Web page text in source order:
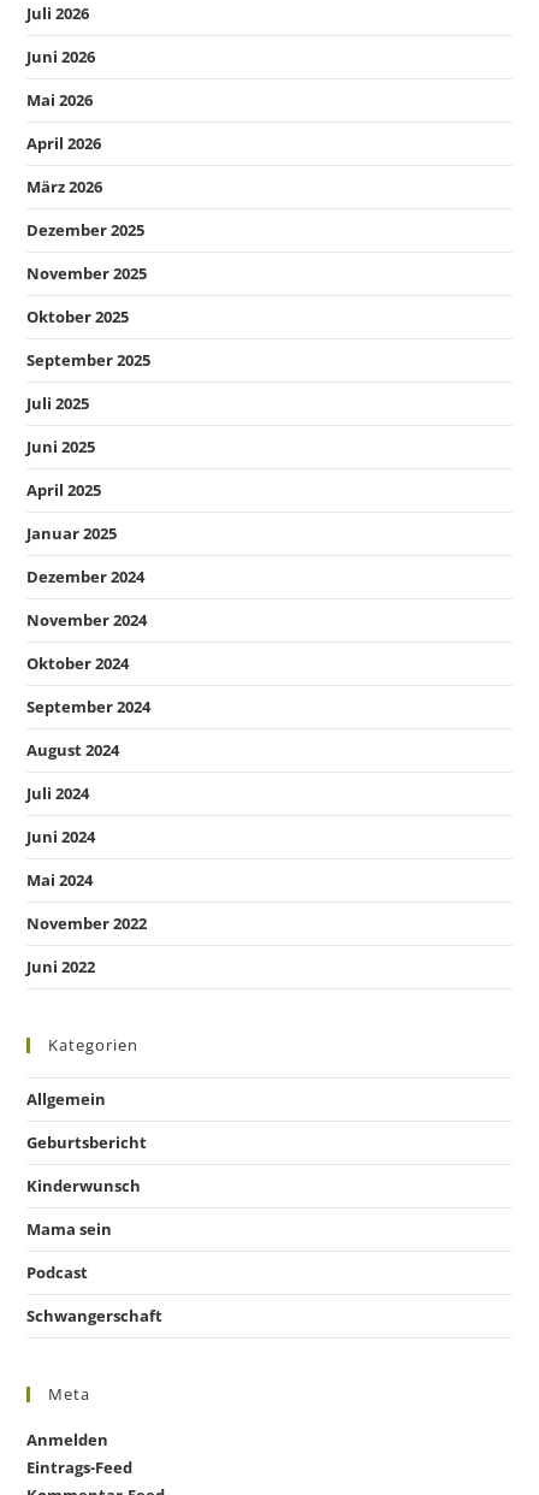
Juli 2026
Juni 2026
Mai 2026
April 2026
März 2026
Dezember 2025
November 2025
Oktober 2025
September 2025
Juli 2025
Juni 2025
April 2025
Januar 2025
Dezember 2024
November 2024
Oktober 2024
September 2024
August 2024
Juli 2024
Juni 2024
Mai 2024
November 2022
Juni 2022
Kategorien
Allgemein
Geburtsbericht
Kinderwunsch
Mama sein
Podcast
Schwangerschaft
Meta
Anmelden
Eintrags-Feed